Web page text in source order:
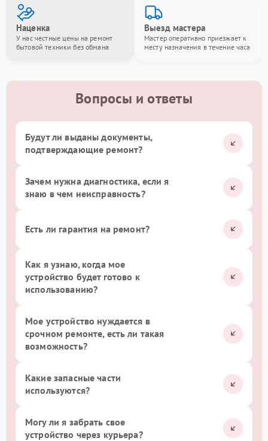
Наценка
У нас честные цены на ремонт
бытовой техники без обмана
Выезд мастера
Мастер оперативно приезжает к
месту назначения в течение часа
Вопросы и ответы
Будут ли выданы документы,
подтверждающие ремонт?
Зачем нужна диагностика, если я
знаю в чем неисправность?
Есть ли гарантия на ремонт?
Как я узнаю, когда мое
устройство будет готово к
использованию?
Мое устройство нуждается в
срочном ремонте, есть ли такая
возможность?
Какие запасные части
используются?
Могу ли я забрать свое
устройство через курьера?